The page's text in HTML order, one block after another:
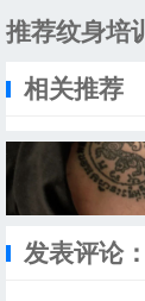
推荐纹身培训
相关推荐
发表评论：